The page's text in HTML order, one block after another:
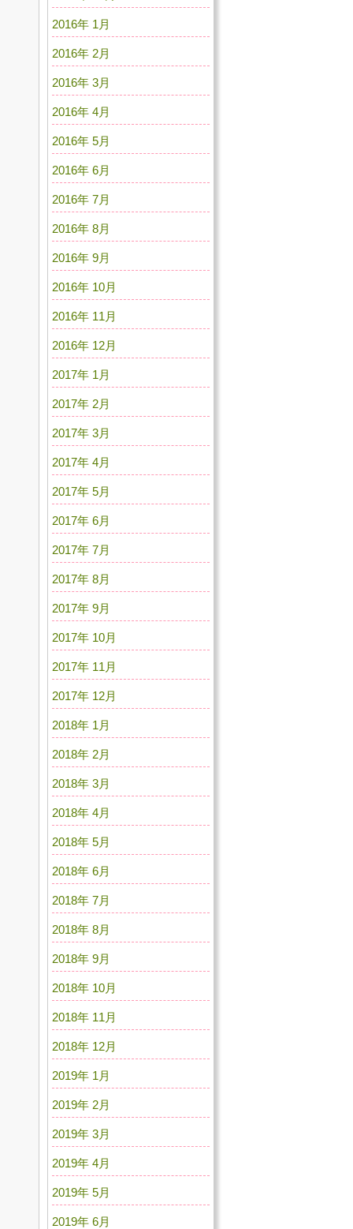
2016年 1月
2016年 2月
2016年 3月
2016年 4月
2016年 5月
2016年 6月
2016年 7月
2016年 8月
2016年 9月
2016年 10月
2016年 11月
2016年 12月
2017年 1月
2017年 2月
2017年 3月
2017年 4月
2017年 5月
2017年 6月
2017年 7月
2017年 8月
2017年 9月
2017年 10月
2017年 11月
2017年 12月
2018年 1月
2018年 2月
2018年 3月
2018年 4月
2018年 5月
2018年 6月
2018年 7月
2018年 8月
2018年 9月
2018年 10月
2018年 11月
2018年 12月
2019年 1月
2019年 2月
2019年 3月
2019年 4月
2019年 5月
2019年 6月